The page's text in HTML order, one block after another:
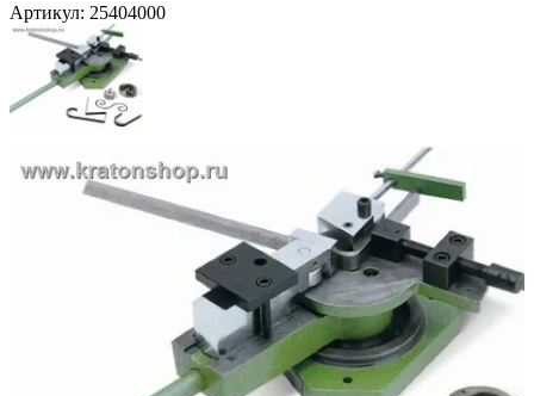
Артикул: 25404000